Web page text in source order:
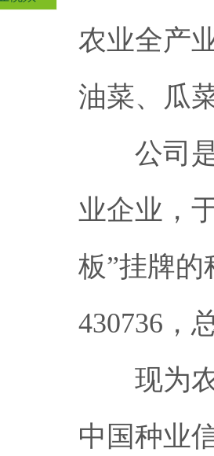
农业全产
油菜、瓜
公司是
业企业，
板”挂牌
430736，
现为农
中国种业